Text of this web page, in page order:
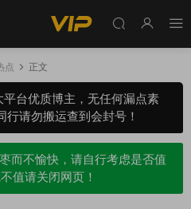
点 正文
台优质博主，无任何漏点素
请勿搬运查到会封号！
而不愉快，请自行考虑是否值
值请关闭网页！